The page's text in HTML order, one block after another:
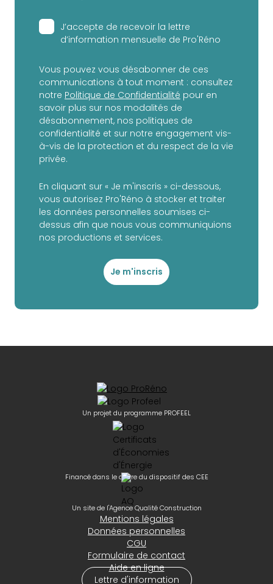
J’accepte de recevoir la lettre
d’information mensuelle de Pro'Réno
Vous pouvez vous désabonner de ces
communications à tout moment : consultez
notre Politique de Confidentialité pour en
savoir plus sur nos modalités de
désabonnement, nos politiques de
confidentialité et sur notre engagement vis-
à-vis de la protection et du respect de la vie
privée.
En cliquant sur « Je m'inscris » ci-dessous,
vous autorisez Pro'Réno à stocker et traiter
les données personnelles soumises ci-
dessus afin que nous vous communiquions
nos productions et services.
Je m'inscris
Un projet du programme PROFEEL
Financé dans le cadre du dispositif des CEE
Un site de l'Agence Qualité Construction
Mentions légales
Données personnelles
CGU
Formulaire de contact
Aide en ligne
Lettre d'information